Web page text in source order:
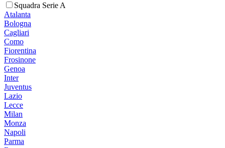
Squadra Serie A
Atalanta
Bologna
Cagliari
Como
Fiorentina
Frosinone
Genoa
Inter
Juventus
Lazio
Lecce
Milan
Monza
Napoli
Parma